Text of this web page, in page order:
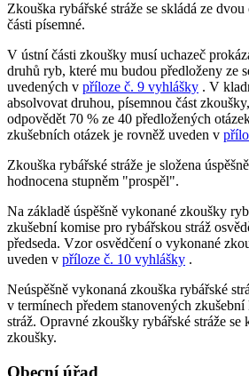
Zkouška rybářské stráže se skládá ze
části písemné.
V ústní části zkoušky musí uchazeč
druhů ryb, které mu budou předloženy ze
uvedených v příloze č. 9 vyhlášky . V
absolvovat druhou, písemnou část
odpovědět 70 % ze 40 předložených
zkušebních otázek je rovněž uveden v
Zkouška rybářské stráže je složena
hodnocena stupněm "prospěl".
Na základě úspěšně vykonané zkoušky
zkušební komise pro rybářskou stráž
předseda. Vzor osvědčení o vykonané
uveden v příloze č. 10 vyhlášky .
Neúspěšně vykonaná zkouška rybářské
v termínech předem stanovených
stráž. Opravné zkoušky rybářské stráže se
zkoušky.
Obecní úřad